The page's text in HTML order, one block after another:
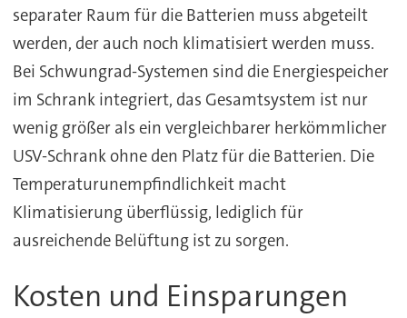
separater Raum für die Batterien muss abgeteilt
werden, der auch noch klimatisiert werden muss.
Bei Schwungrad-Systemen sind die Energiespeicher
im Schrank integriert, das Gesamtsystem ist nur
wenig größer als ein vergleichbarer herkömmlicher
USV-Schrank ohne den Platz für die Batterien. Die
Temperaturunempfindlichkeit macht
Klimatisierung überflüssig, lediglich für
ausreichende Belüftung ist zu sorgen.
Kosten und Einsparungen